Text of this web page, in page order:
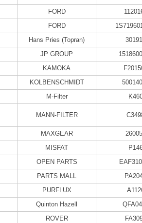
FORD
FORD
Hans Pries (Topran)
JP GROUP
KAMOKA
KOLBENSCHMIDT
M-Filter
MANN-FILTER
MAXGEAR
MISFAT
OPEN PARTS
PARTS MALL
PURFLUX
Quinton Hazell
ROVER